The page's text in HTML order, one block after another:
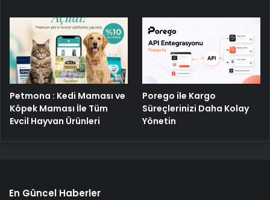
Petmona : Kedi Maması ve
Köpek Maması İle Tüm
Evcil Hayvan Ürünleri
Porego ile Kargo
Süreçlerinizi Daha Kolay
Yönetin
En Güncel Haberler